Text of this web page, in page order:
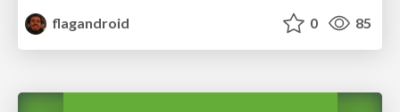
flagandroid
0 85